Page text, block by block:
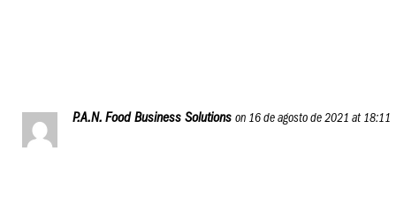
P.A.N. Food Business Solutions on 16 de agosto de 2021 at 18:11